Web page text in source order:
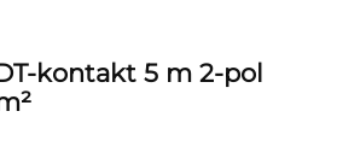
kontakt 5 m 2-pol